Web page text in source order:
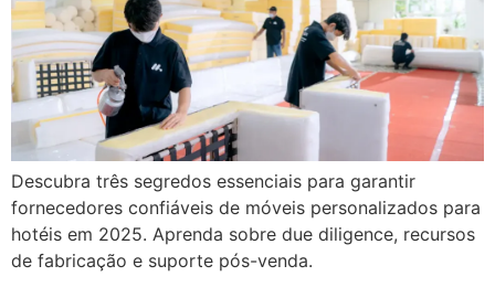
Descubra três segredos essenciais para garantir
fornecedores confiáveis ​​de móveis personalizados para
hotéis em 2025. Aprenda sobre due diligence, recursos
de fabricação e suporte pós-venda.